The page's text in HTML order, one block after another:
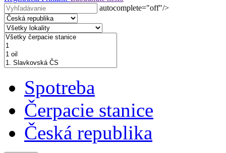
autocomplete="off"/>
Spotreba
Čerpacie stanice
Česká republika